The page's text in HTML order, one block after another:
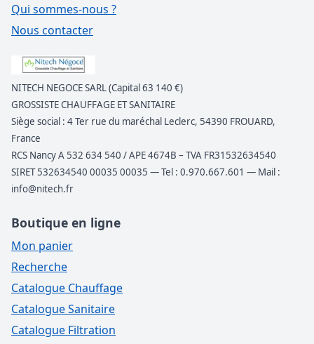
Qui sommes-nous ?
Nous contacter
NITECH NEGOCE SARL (Capital 63 140 €)
GROSSISTE CHAUFFAGE ET SANITAIRE
Siège social : 4 Ter rue du maréchal Leclerc, 54390 FROUARD,
France
RCS Nancy A 532 634 540 / APE 4674B – TVA FR31532634540
SIRET 532634540 00035 00035 — Tel : 0.970.667.601 — Mail :
info@nitech.fr
Boutique en ligne
Mon panier
Recherche
Catalogue Chauffage
Catalogue Sanitaire
Catalogue Filtration